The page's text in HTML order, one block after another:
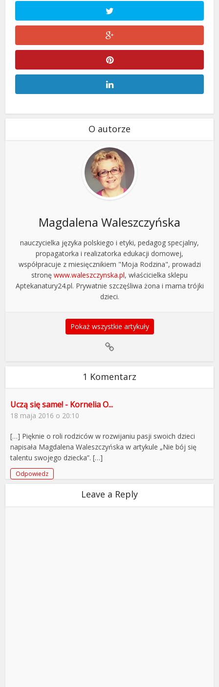
O autorze
Magdalena Waleszczyńska
nauczycielka języka polskiego i etyki, pedagog specjalny,
propagatorka i realizatorka edukacji domowej,
współpracuje z miesięcznikiem "Moja Rodzina", prowadzi
stronę www.waleszczynska.pl, właścicielka sklepu
Aptekanatury24.pl. Prywatnie szczęśliwa żona i mama trójki
dzieci.
Pokaż wszystkie artykuły
1 Komentarz
Uczą się same! - Kornelia O...
18 maja 2016 o 20:10
[…] Pięknie o roli rodziców w rozwijaniu pasji swoich dzieci
napisała Magdalena Waleszczyńska w artykule „Nie bój się
talentu swojego dziecka”. […]
Odpowiedz
Leave a Reply